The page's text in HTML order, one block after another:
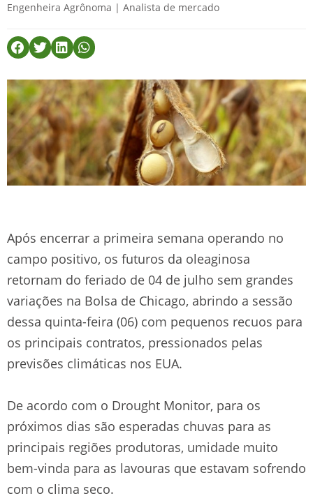
Engenheira Agrônoma | Analista de mercado
Após encerrar a primeira semana operando no
campo positivo, os futuros da oleaginosa
retornam do feriado de 04 de julho sem grandes
variações na Bolsa de Chicago, abrindo a sessão
dessa quinta-feira (06) com pequenos recuos para
os principais contratos, pressionados pelas
previsões climáticas nos EUA.
De acordo com o Drought Monitor, para os
próximos dias são esperadas chuvas para as
principais regiões produtoras, umidade muito
bem-vinda para as lavouras que estavam sofrendo
com o clima seco.